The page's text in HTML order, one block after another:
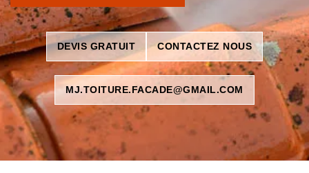
DEVIS GRATUIT CONTACTEZ NOUS
MJ.TOITURE.FACADE@GMAIL.COM